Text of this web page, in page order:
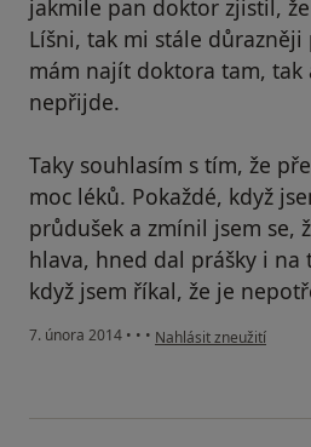
jakmile pan doktor zjistil,
Líšni, tak mi stále
mám najít doktora tam, tak
nepřijde.
Taky souhlasím s tím, že
moc léků. Pokaždé, když
průdušek a zmínil jsem se,
hlava, hned dal prášky i na
když jsem říkal, že je
7. února 2014 • • • podle názoru uživatele
Nahlásit zneužití